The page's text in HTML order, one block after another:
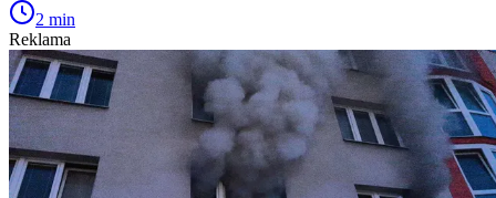
2 min
Reklama